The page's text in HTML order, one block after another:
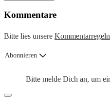
Kommentare
Bitte lies unsere Kommentarregeln
Abonnieren
Bitte melde Dich an, um